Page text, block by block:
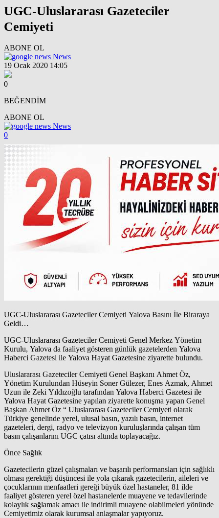
UGC-Uluslararası Gazeteciler
Cemiyeti
ABONE OL
News
19 Ocak 2020 14:05
0
BEĞENDİM
ABONE OL
News
0
UGC-Uluslararası Gazeteciler Cemiyeti Yalova Basını İle Biraraya
Geldi…
UGC-Uluslararası Gazeteciler Cemiyeti Genel Merkez Yönetim
Kurulu, Yalova da faaliyet gösteren günlük gazetelerden Yalova
Haberci Gazetesi ile Yalova Hayat Gazetesine ziyarette bulundu.
Uluslararası Gazeteciler Cemiyeti Genel Başkanı Ahmet Öz,
Yönetim Kurulundan Hüseyin Soner Gülezer, Enes Azmak, Ahmet
Uzun ile Zeki Yıldızoğlu tarafından Yalova Haberci Gazetesi ile
Yalova Hayat Gazetesine yapılan ziyarette konuşma yapan Genel
Başkan Ahmet Öz “ Uluslararası Gazeteciler Cemiyeti olarak
Türkiye genelinde yerel, ulusal basın, yazılı basın, internet
gazeteleri, dergi, radyo ve televizyon kuruluşlarında çalışan tüm
basın çalışanlarını UGC çatısı altında toplayacağız.
Önce Sağlık
Gazetecilerin güzel çalışmaları ve başarılı performansları için sağlıklı
olması gerektiği düşüncesi ile yola çıkarak gazetecilerin, aileleri ve
çocuklarının menfaatleri gereği büyük özel hastaneler, 81 ilde
faaliyet gösteren yerel özel hastanelerde muayene ve tedavilerinde
kolaylık sağlamak amacı ile indirimli muayene olabilmeleri yönünde
Cemiyetimiz olarak kurumsal anlaşmalar yapıyoruz.